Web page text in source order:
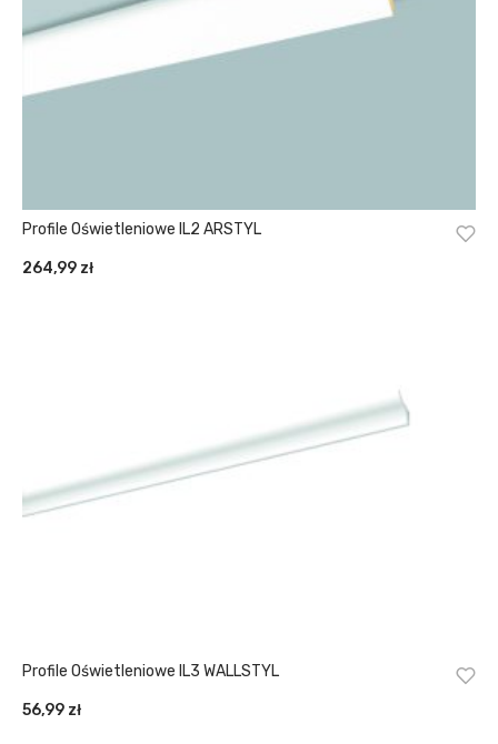
Profile Oświetleniowe IL2 ARSTYL
264,99 zł
Profile Oświetleniowe IL3 WALLSTYL
56,99 zł